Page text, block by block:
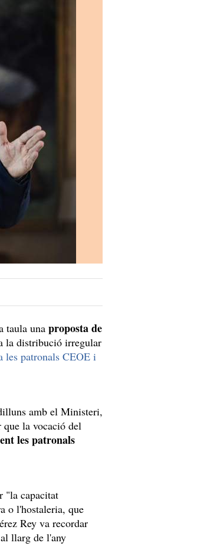
taula una proposta de
la distribució irregular
les patronals CEOE i
amb el Ministeri,
la vocació del
les patronals
"la capacitat
o l'hostaleria, que
Rey va recordar
llarg de l'any